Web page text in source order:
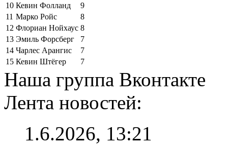
10 Кевин Фолланд
9
11 Марко Ройс
8
12 Флориан Нойхаус 8
13 Эмиль Форсберг
7
14 Чарлес Арангис
7
15 Кевин Штёгер 7
Наша группа Вконтакте
Лента новостей:
1.6.2026, 13:21